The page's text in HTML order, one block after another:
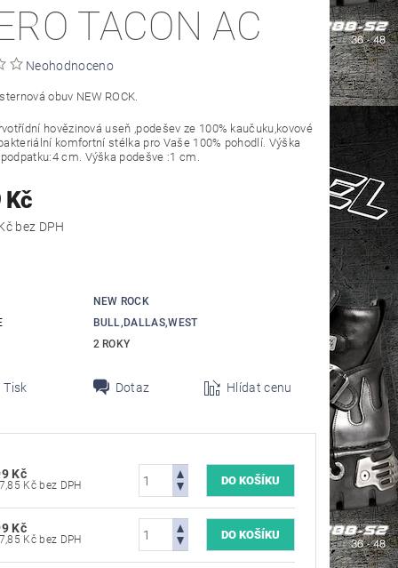
TACON AC
Neohodnoceno
obuv NEW ROCK.
hovězinová useň ,podešev ze 100% kaučuku,kovové
komfortní stélka pro Vaše 100% pohodlí. Výška
cm. Výška podešve :1 cm.
Kč
4 957,85 Kč bez DPH
NEW ROCK
BULL,DALLAS,WEST
2 ROKY
Tisk Dotaz Hlídat cenu
Kč
4 957,85 Kč bez DPH
Kč
4 957,85 Kč bez DPH